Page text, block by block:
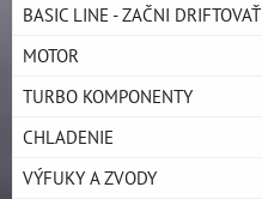
BASIC LINE - ZAČNI DRIFTOVAŤ
MOTOR
TURBO KOMPONENTY
CHLADENIE
VÝFUKY A ZVODY